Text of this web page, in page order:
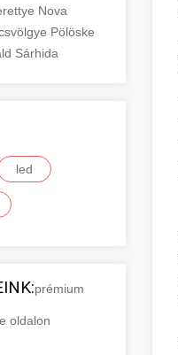
Nova
Pölöske
Sárhida
led
prémium
oldalon